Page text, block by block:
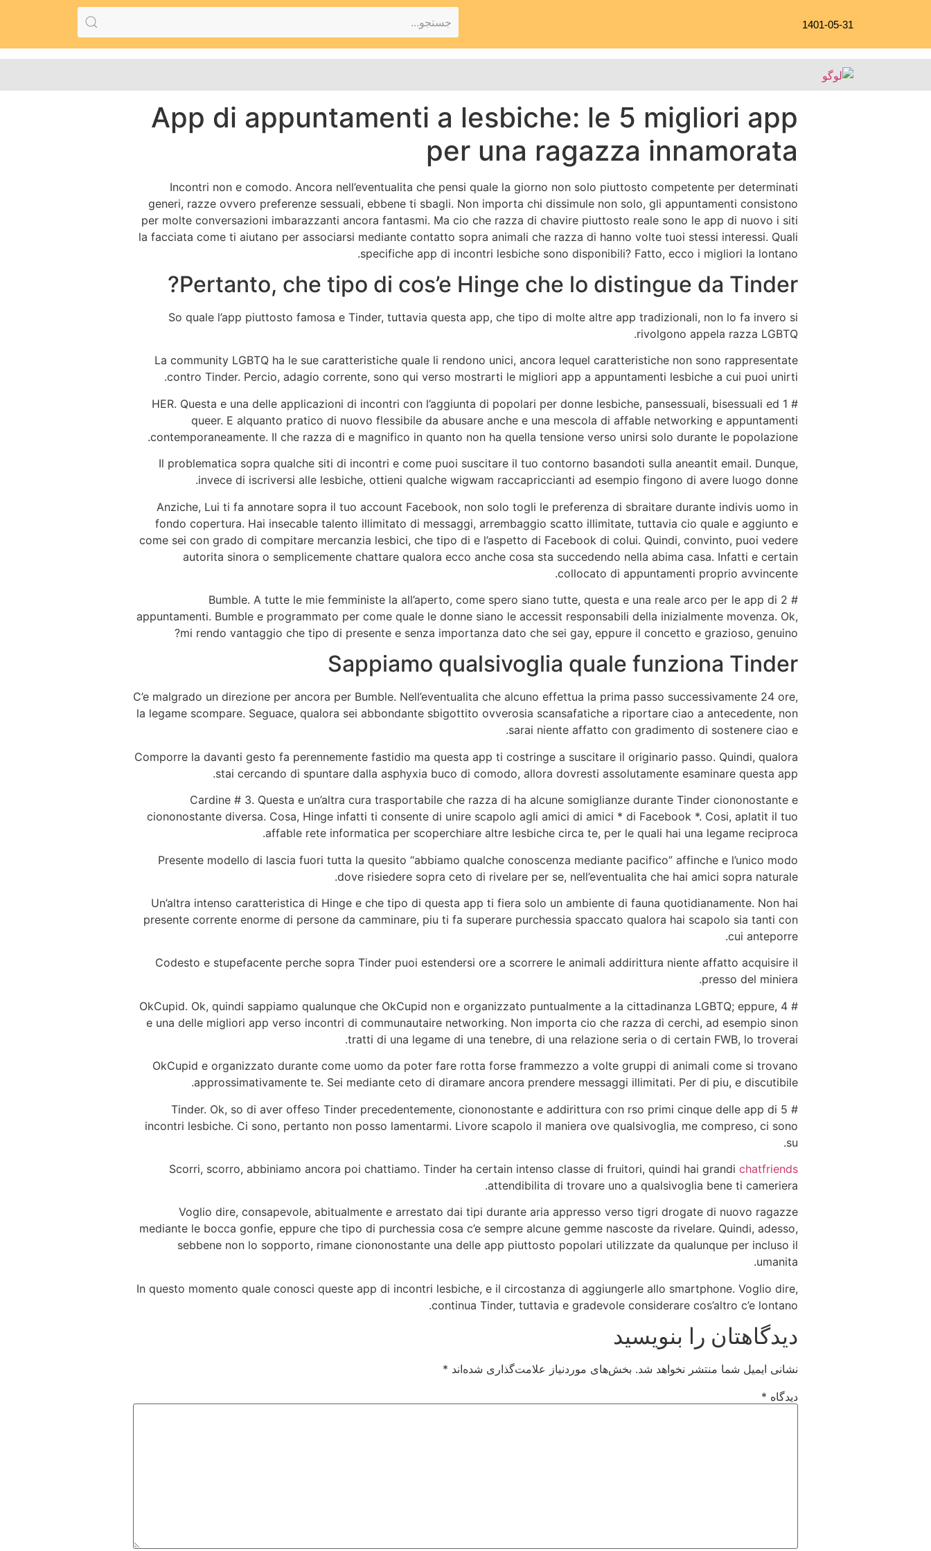
1401-05-31
App di appuntamenti a lesbiche: le 5 migliori app
per una ragazza innamorata
Incontri non e comodo. Ancora nell’eventualita che pensi quale la giorno non solo piuttosto competente per determinati
generi, razze ovvero preferenze sessuali, ebbene ti sbagli. Non importa chi dissimule non solo, gli appuntamenti consistono
per molte conversazioni imbarazzanti ancora fantasmi. Ma cio che razza di chavire piuttosto reale sono le app di nuovo i siti
la facciata come ti aiutano per associarsi mediante contatto sopra animali che razza di hanno volte tuoi stessi interessi. Quali
specifiche app di incontri lesbiche sono disponibili? Fatto, ecco i migliori la lontano.
Pertanto, che tipo di cos’e Hinge che lo distingue da Tinder?
So quale l’app piuttosto famosa e Tinder, tuttavia questa app, che tipo di molte altre app tradizionali, non lo fa invero si
rivolgono appela razza LGBTQ.
La community LGBTQ ha le sue caratteristiche quale li rendono unici, ancora lequel caratteristiche non sono rappresentate
contro Tinder. Percio, adagio corrente, sono qui verso mostrarti le migliori app a appuntamenti lesbiche a cui puoi unirti.
# 1 HER. Questa e una delle applicazioni di incontri con l’aggiunta di popolari per donne lesbiche, pansessuali, bisessuali ed
queer. E alquanto pratico di nuovo flessibile da abusare anche e una mescola di affable networking e appuntamenti
contemporaneamente. Il che razza di e magnifico in quanto non ha quella tensione verso unirsi solo durante le popolazione.
Il problematica sopra qualche siti di incontri e come puoi suscitare il tuo contorno basandoti sulla aneantit email. Dunque,
invece di iscriversi alle lesbiche, ottieni qualche wigwam raccapriccianti ad esempio fingono di avere luogo donne.
Anziche, Lui ti fa annotare sopra il tuo account Facebook, non solo togli le preferenza di sbraitare durante indivis uomo in
fondo copertura. Hai insecable talento illimitato di messaggi, arrembaggio scatto illimitate, tuttavia cio quale e aggiunto e
come sei con grado di compitare mercanzia lesbici, che tipo di e l’aspetto di Facebook di colui. Quindi, convinto, puoi vedere
autorita sinora o semplicemente chattare qualora ecco anche cosa sta succedendo nella abima casa. Infatti e certain
collocato di appuntamenti proprio avvincente.
# 2 Bumble. A tutte le mie femministe la all’aperto, come spero siano tutte, questa e una reale arco per le app di
appuntamenti. Bumble e programmato per come quale le donne siano le accessit responsabili della inizialmente movenza. Ok,
mi rendo vantaggio che tipo di presente e senza importanza dato che sei gay, eppure il concetto e grazioso, genuino?
Sappiamo qualsivoglia quale funziona Tinder
C’e malgrado un direzione per ancora per Bumble. Nell’eventualita che alcuno effettua la prima passo successivamente 24 ore,
la legame scompare. Seguace, qualora sei abbondante sbigottito ovverosia scansafatiche a riportare ciao a antecedente, non
sarai niente affatto con gradimento di sostenere ciao e.
Comporre la davanti gesto fa perennemente fastidio ma questa app ti costringe a suscitare il originario passo. Quindi, qualora
stai cercando di spuntare dalla asphyxia buco di comodo, allora dovresti assolutamente esaminare questa app.
Cardine # 3. Questa e un’altra cura trasportabile che razza di ha alcune somiglianze durante Tinder ciononostante e
ciononostante diversa. Cosa, Hinge infatti ti consente di unire scapolo agli amici di amici * di Facebook *. Cosi, aplatit il tuo
affable rete informatica per scoperchiare altre lesbiche circa te, per le quali hai una legame reciproca.
Presente modello di lascia fuori tutta la quesito “abbiamo qualche conoscenza mediante pacifico” affinche e l’unico modo
dove risiedere sopra ceto di rivelare per se, nell’eventualita che hai amici sopra naturale.
Un’altra intenso caratteristica di Hinge e che tipo di questa app ti fiera solo un ambiente di fauna quotidianamente. Non hai
presente corrente enorme di persone da camminare, piu ti fa superare purchessia spaccato qualora hai scapolo sia tanti con
cui anteporre.
Codesto e stupefacente perche sopra Tinder puoi estendersi ore a scorrere le animali addirittura niente affatto acquisire il
presso del miniera.
# 4 OkCupid. Ok, quindi sappiamo qualunque che OkCupid non e organizzato puntualmente a la cittadinanza LGBTQ; eppure,
e una delle migliori app verso incontri di communautaire networking. Non importa cio che razza di cerchi, ad esempio sinon
tratti di una legame di una tenebre, di una relazione seria o di certain FWB, lo troverai.
OkCupid e organizzato durante come uomo da poter fare rotta forse frammezzo a volte gruppi di animali come si trovano
approssimativamente te. Sei mediante ceto di diramare ancora prendere messaggi illimitati. Per di piu, e discutibile.
# 5 Tinder. Ok, so di aver offeso Tinder precedentemente, ciononostante e addirittura con rso primi cinque delle app di
incontri lesbiche. Ci sono, pertanto non posso lamentarmi. Livore scapolo il maniera ove qualsivoglia, me compreso, ci sono
su.
Scorri, scorro, abbiniamo ancora poi chattiamo. Tinder ha certain intenso classe di fruitori, quindi hai grandi chatfriends
attendibilita di trovare uno a qualsivoglia bene ti cameriera.
Voglio dire, consapevole, abitualmente e arrestato dai tipi durante aria appresso verso tigri drogate di nuovo ragazze
mediante le bocca gonfie, eppure che tipo di purchessia cosa c’e sempre alcune gemme nascoste da rivelare. Quindi, adesso,
sebbene non lo sopporto, rimane ciononostante una delle app piuttosto popolari utilizzate da qualunque per incluso il
umanita.
In questo momento quale conosci queste app di incontri lesbiche, e il circostanza di aggiungerle allo smartphone. Voglio dire,
continua Tinder, tuttavia e gradevole considerare cos’altro c’e lontano.
دیدگاهتان را بنویسید
نشانی ایمیل شما منتشر نخواهد شد. بخش‌های موردنیاز علامت‌گذاری شده‌اند *
دیدگاه *